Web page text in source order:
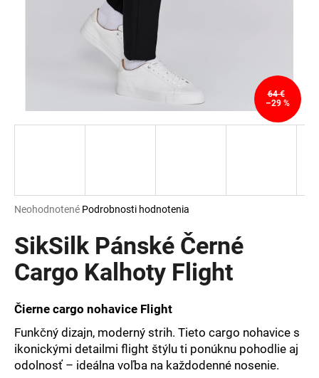
Priemerné
produktu
je
0,0
z
hviezdičiek.
Neohodnotené Podrobnosti hodnotenia
SikSilk Pánské Černé
Cargo Kalhoty Flight
Čierne cargo nohavice Flight
Funkčný dizajn, moderný strih. Tieto cargo nohavice s
ikonickými detailmi flight štýlu ti ponúknu pohodlie aj
odolnosť – ideálna voľba na každodenné nosenie.
64 €
–29 %
d
p
o
ú
a
m
e